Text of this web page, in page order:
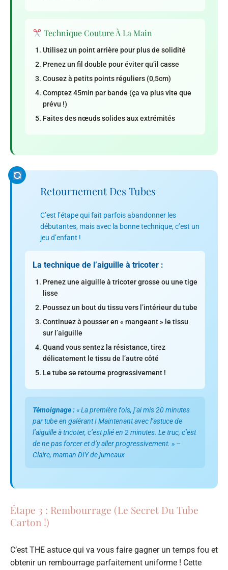
Technique Couture À La Main
Utilisez un point arrière pour plus de solidité
Prenez un fil double pour éviter qu’il casse
Cousez à petits points réguliers (0,5cm)
Comptez 45min par bande (ça va plus vite que
prévu !)
Faites des nœuds solides aux extrémités
Retournement Des Tubes
C’est l’étape qui fait parfois abandonner les
débutantes, mais avec la bonne technique, c’est un
jeu d’enfant !
La technique de l’aiguille à tricoter :
Prenez une aiguille à tricoter grosse ou une tige
lisse
Poussez un bout du tissu vers l’intérieur du tube
Continuez à pousser en « mangeant » le tissu
sur l’aiguille
Quand vous sentez la résistance, tirez
délicatement le tissu de l’autre côté
Le tube se retourne progressivement !
Témoignage :« La première fois, j’ai mis 20 minutes
par tube en galérant ! Maintenant avec l’astuce de
l’aiguille à tricoter, c’est plié en 2 minutes. Le truc, c’est
de ne pas forcer et d’y aller progressivement. » –
Claire, maman DIY de jumeaux
Étape 3 : Rembourrage (le Secret Du Tube
Carton !)
C’est THE astuce qui va vous faire gagner un temps fou et
obtenir un rembourrage parfaitement uniforme ! Cette